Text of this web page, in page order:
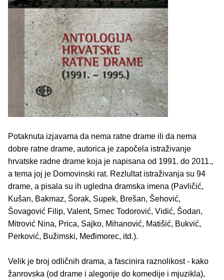
Potaknuta izjavama da nema ratne drame ili da nema
dobre ratne drame, autorica je započela istraživanje
hrvatske radne drame koja je napisana od 1991. do 2011.,
a tema joj je Domovinski rat. Rezlultat istraživanja su 94
drame, a pisala su ih ugledna dramska imena (Pavličić,
Kušan, Bakmaz, Šorak, Supek, Brešan, Šehović,
Šovagović Filip, Valent, Srnec Todorović, Vidić, Šodan,
Mitrović Nina, Prica, Sajko, Mihanović, Matišić, Bukvić,
Perković, Bužimski, Međimorec, itd.).
Velik je broj odličnih drama, a fascinira raznolikost - kako
žanrovska (od drame i alegorije do komedije i mjuzikla),